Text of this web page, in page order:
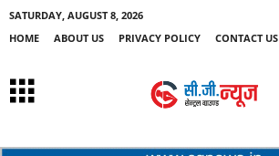
SATURDAY, AUGUST 8, 2026
HOME
ABOUT US PRIVACY POLICY CONTACT US